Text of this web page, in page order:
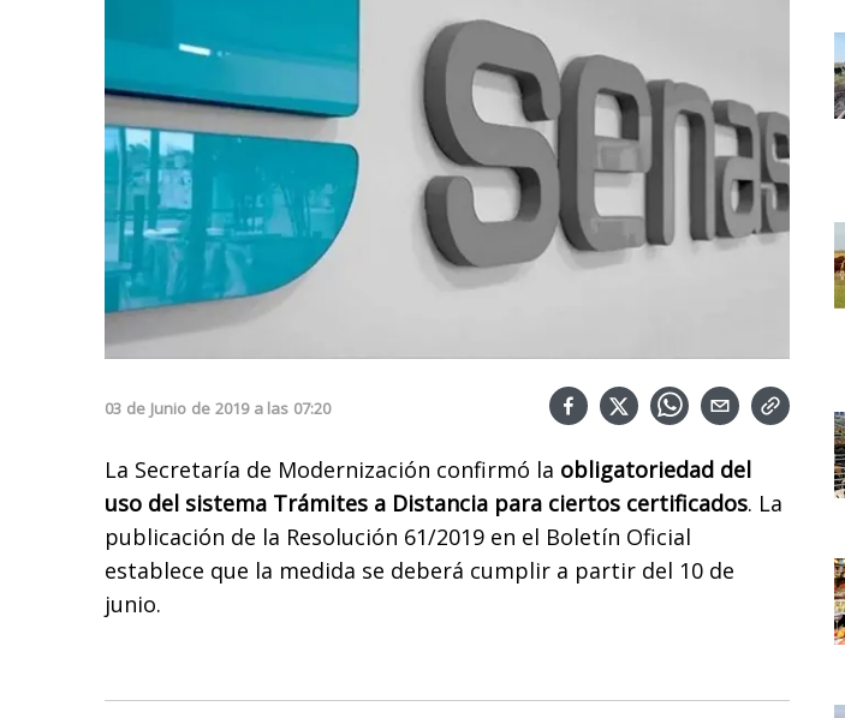
03 de Junio de 2019 a las 07:20
La Secretaría de Modernización confirmó la obligatoriedad del
uso del sistema Trámites a Distancia para ciertos certificados. La
publicación de la Resolución 61/2019 en el Boletín Oficial
establece que la medida se deberá cumplir a partir del 10 de
junio.